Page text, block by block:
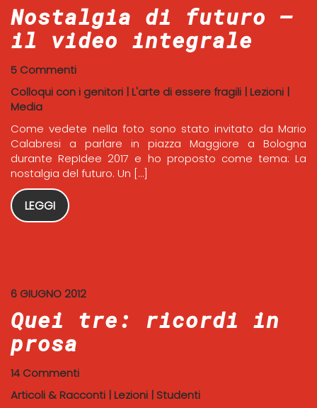
Nostalgia di futuro –
il video integrale
5 Commenti
Colloqui con i genitori | L'arte di essere fragili | Lezioni |
Media
Come vedete nella foto sono stato invitato da Mario
Calabresi a parlare in piazza Maggiore a Bologna
durante RepIdee 2017 e ho proposto come tema: La
nostalgia del futuro. Un […]
LEGGI
6 GIUGNO 2012
Quei tre: ricordi in
prosa
14 Commenti
Articoli & Racconti | Lezioni | Studenti